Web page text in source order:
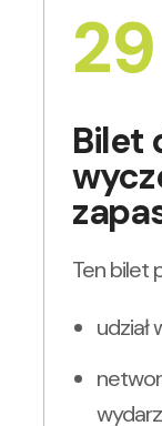
29
Bilet
Ten bilet
udział